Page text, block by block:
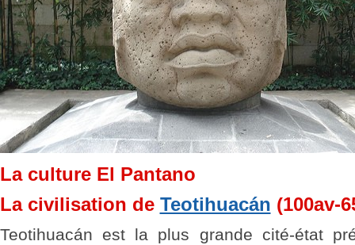
La culture El Pantano
La civilisation de Teotihuacán (100av-
Teotihuacán est la plus grande cité-état